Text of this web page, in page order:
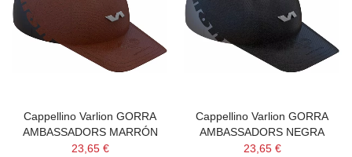
Cappellino Varlion GORRA
AMBASSADORS MARRÓN
23,65 €
Cappellino Varlion GORRA
AMBASSADORS NEGRA
23,65 €